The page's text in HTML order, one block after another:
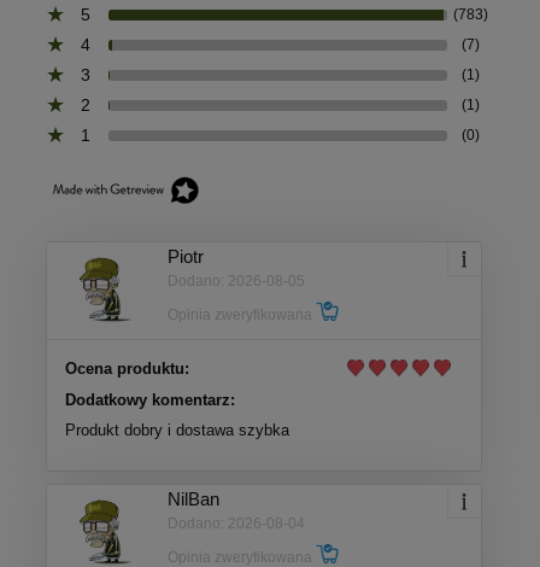
5
(783)
4 (7)
3 (1)
2 (1)
1 (0)
Piotr
Dodano: 2026-08-05
Opinia zweryfikowana
Ocena produktu:
Dodatkowy komentarz:
Produkt dobry i dostawa szybka
NilBan
Dodano: 2026-08-04
Opinia zweryfikowana